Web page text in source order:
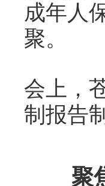
成年人
聚。
会上，
制报告
聚